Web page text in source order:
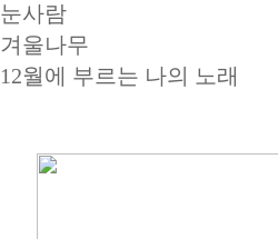
눈사람
겨울나무
12월에 부르는 나의 노래